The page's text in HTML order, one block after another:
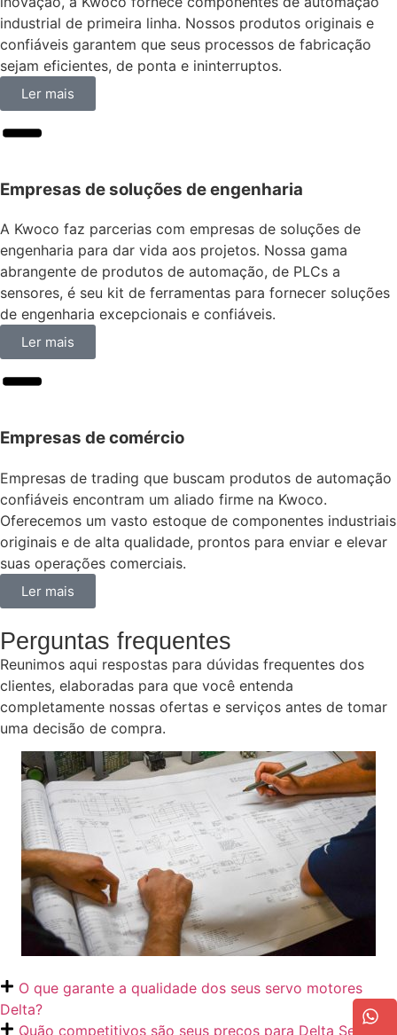
industrial de primeira linha. Nossos produtos originais e
confiáveis garantem que seus processos de fabricação
sejam eficientes, de ponta e ininterruptos.
Ler mais
Empresas de soluções de engenharia
A Kwoco faz parcerias com empresas de soluções de
engenharia para dar vida aos projetos. Nossa gama
abrangente de produtos de automação, de PLCs a
sensores, é seu kit de ferramentas para fornecer soluções
de engenharia excepcionais e confiáveis.
Ler mais
Empresas de comércio
Empresas de trading que buscam produtos de automação
confiáveis encontram um aliado firme na Kwoco.
Oferecemos um vasto estoque de componentes industriais
originais e de alta qualidade, prontos para enviar e elevar
suas operações comerciais.
Ler mais
Perguntas frequentes
Reunimos aqui respostas para dúvidas frequentes dos
clientes, elaboradas para que você entenda
completamente nossas ofertas e serviços antes de tomar
uma decisão de compra.
O que garante a qualidade dos seus servo motores
Delta?
Quão competitivos são seus preços para Delta Servo